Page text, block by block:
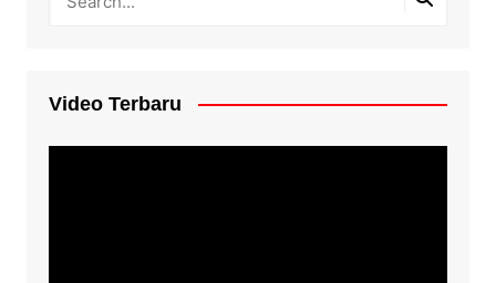
Video Terbaru